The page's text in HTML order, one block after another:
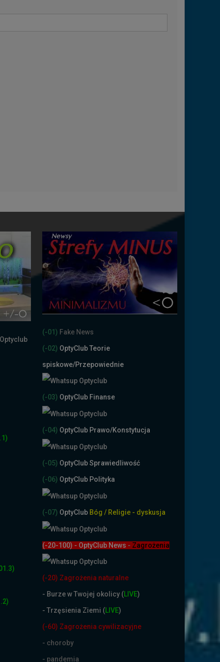
(-01) Fake News
(-02) OptyClub Teorie
spiskowe/Przepowiednie
(-03) OptyClub Finanse
(-04) OptyClub Prawo/Konstytucja
(-05) OptyClub Sprawiedliwość
(-06) OptyClub Polityka
(-07) OptyClub Bóg / Religie - dyskusja
(-20-100) - OptyClub News - Zagrożenia
(-20) Zagrożenia naturalne
- Burze w Twojej okolicy (LIVE)
- Trzęsienia Ziemi (LIVE)
(-60) Zagrożenia cywilizacyjne
- choroby
- pandemia